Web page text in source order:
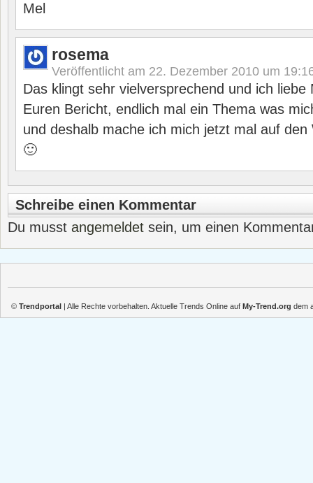
Mel
rosema
Veröffentlicht am 22. Dezember 2010 um
Das klingt sehr vielversprechend und ich liebe
Euren Bericht, endlich mal ein Thema was
und deshalb mache ich mich jetzt mal auf
🙂
Schreibe einen Kommentar
Du musst angemeldet sein, um einen
© Trendportal | Alle Rechte vorbehalten. Aktuelle Trends Online auf My-Trend.org dem